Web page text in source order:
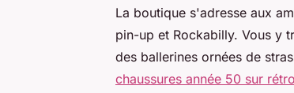
La boutique s'adresse aux
pin-up et Rockabilly. Vous y
des ballerines ornées de
chaussures année 50 sur